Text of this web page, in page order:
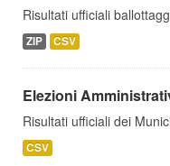
Risultati ufficiali
ZIP CSV
Elezioni
Risultati ufficiali dei
CSV